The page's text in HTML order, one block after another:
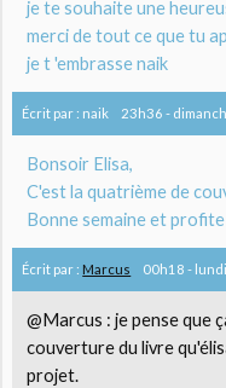
je te souhaite une
merci de tout ce que tu
je t 'embrasse naik
Écrit par : naik 23h36 -
Bonsoir Elisa,
C'est la quatrième de
Bonne semaine et
Écrit par : Marcus 00h18 -
@Marcus : je pense que
couverture du livre
projet.